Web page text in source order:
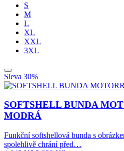
S
M
L
XL
XXL
3XL
Sleva 30%
SOFTSHELL BUNDA
MODRÁ
Funkční softshellová bunda s
spolehlivě chrání před…